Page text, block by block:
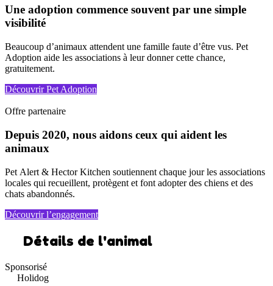
Une adoption commence souvent par une simple
visibilité
Beaucoup d’animaux attendent une famille faute d’être vus. Pet
Adoption aide les associations à leur donner cette chance,
gratuitement.
Découvrir Pet Adoption
Offre partenaire
Depuis 2020, nous aidons ceux qui aident les
animaux
Pet Alert & Hector Kitchen soutiennent chaque jour les associations
locales qui recueillent, protègent et font adopter des chiens et des
chats abandonnés.
Découvrir l’engagement
Détails de l'animal
Sponsorisé
Holidog